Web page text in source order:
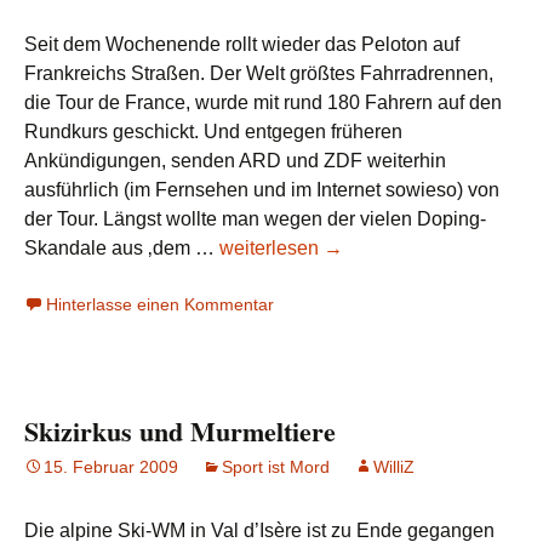
Seit dem Wochenende rollt wieder das Peloton auf
Frankreichs Straßen. Der Welt größtes Fahrradrennen,
die Tour de France, wurde mit rund 180 Fahrern auf den
Rundkurs geschickt. Und entgegen früheren
Ankündigungen, senden ARD und ZDF weiterhin
ausführlich (im Fernsehen und im Internet sowieso) von
der Tour. Längst wollte man wegen der vielen Doping-
Skandale aus ‚dem … Weiter
Tour
weiterlesen →
Hinterlasse einen Kommentar
Skizirkus und Murmeltiere
15. Februar 2009 Sport ist Mord WilliZ
Die alpine Ski-WM in Val d’Isère ist zu Ende gegangen